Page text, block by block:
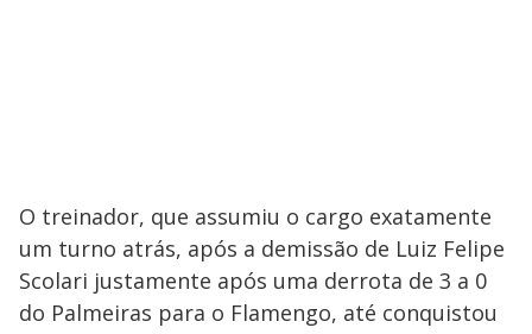
O treinador, que assumiu o cargo exatamente
um turno atrás, após a demissão de Luiz Felipe
Scolari justamente após uma derrota de 3 a 0
do Palmeiras para o Flamengo, até conquistou